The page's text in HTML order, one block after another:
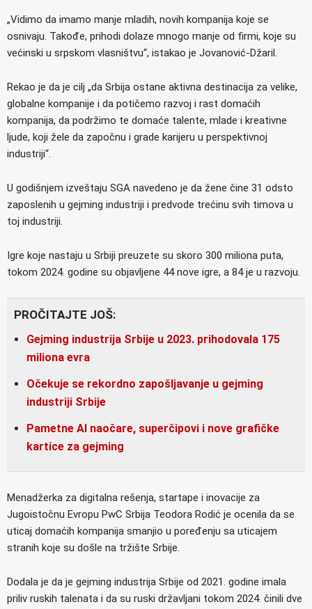
„Vidimo da imamo manje mladih, novih kompanija koje se
osnivaju. Takođe, prihodi dolaze mnogo manje od firmi, koje su
većinski u srpskom vlasništvu“, istakao je Jovanović-Džaril.
Rekao je da je cilj „da Srbija ostane aktivna destinacija za velike,
globalne kompanije i da potičemo razvoj i rast domaćih
kompanija, da podržimo te domaće talente, mlade i kreativne
ljude, koji žele da započnu i grade karijeru u perspektivnoj
industriji“.
U godišnjem izveštaju SGA navedeno je da žene čine 31 odsto
zaposlenih u gejming industriji i predvode trećinu svih timova u
toj industriji.
Igre koje nastaju u Srbiji preuzete su skoro 300 miliona puta,
tokom 2024. godine su objavljene 44 nove igre, a 84 je u razvoju.
PROČITAJTE JOŠ:
Gejming industrija Srbije u 2023. prihodovala 175
miliona evra
Očekuje se rekordno zapošljavanje u gejming
industriji Srbije
Pametne AI naočare, superčipovi i nove grafičke
kartice za gejming
Menadžerka za digitalna rešenja, startape i inovacije za
Jugoistočnu Evropu PwC Srbija Teodora Rodić je ocenila da se
uticaj domaćih kompanija smanjio u poređenju sa uticajem
stranih koje su došle na tržište Srbije.
Dodala je da je gejming industrija Srbije od 2021. godine imala
priliv ruskih talenata i da su ruski državljani tokom 2024. činili dve